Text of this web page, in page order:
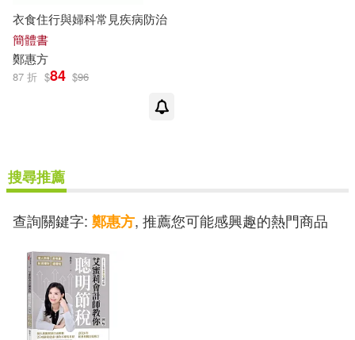
衣食住行與婦科常見疾病防治
簡體書
鄭惠方
87 折 $84 $96
搜尋推薦
查詢關鍵字: 鄭惠方, 推薦您可能感興趣的熱門商品